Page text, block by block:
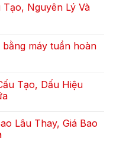
Tạo, Nguyên Lý Và
máy tuần hoàn
Tạo, Dấu Hiệu
Lâu Thay, Giá Bao